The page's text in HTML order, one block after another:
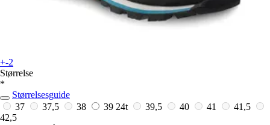
+-2
Størrelse
*
Størrelsesguide
37
37,5 38 39 24t 39,5 40 41
41,5
42,5